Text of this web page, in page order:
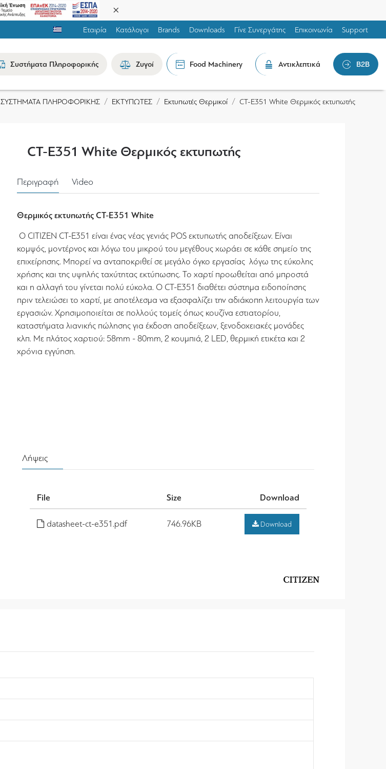
Εταιρία Κατάλογοι Brands Downloads Γίνε Συνεργάτης Επικοινωνία Support
Συστήματα Πληροφορικής Ζυγοί Food Machinery Αντικλεπτικά B2B
ΣΥΣΤΗΜΑΤΑ ΠΛΗΡΟΦΟΡΙΚΗΣ ΕΚΤΥΠΩΤΕΣ Εκτυπωτές Θερμικοί CT-E351 White Θερμικός εκτυπωτής
CT-E351 White Θερμικός εκτυπωτής
Λήψεις
File Size Download
datasheet-ct-e351.pdf 746.96KB Download
Περιγραφή Video
Θερμικός εκτυπωτής CT-E351 White
Ο CITIZEN CT-E351 είναι ένας νέας γενιάς POS εκτυπωτής αποδείξεων. Είναι
κομψός, μοντέρνος και λόγω του μικρού του μεγέθους χωράει σε κάθε σημείο της
επιχείρησης. Μπορεί να ανταποκριθεί σε μεγάλο όγκο εργασίας λόγω της εύκολης
χρήσης και της υψηλής ταχύτητας εκτύπωσης. Το χαρτί προωθείται από μπροστά
και η αλλαγή του γίνεται πολύ εύκολα. Ο CT-E351 διαθέτει σύστημα ειδοποίησης
πριν τελειώσει το χαρτί, με αποτέλεσμα να εξασφαλίζει την αδιάκοπη λειτουργία των
εργασιών. Χρησιμοποιείται σε πολλούς τομείς όπως κουζίνα εστιατορίου,
καταστήματα λιανικής πώλησης για έκδοση αποδείξεων, ξενοδοχειακές μονάδες
κλπ. Με πλάτος χαρτιού: 58mm - 80mm, 2 κουμπιά, 2 LED, θερμική ετικέτα και 2
χρόνια εγγύηση.